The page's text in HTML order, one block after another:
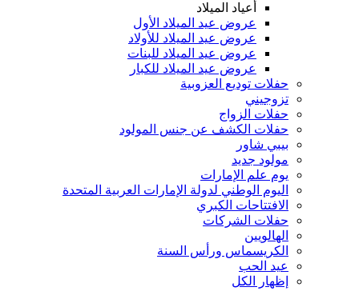
أعياد الميلاد
عروض عيد الميلاد الأول
عروض عيد الميلاد للأولاد
عروض عيد الميلاد للبنات
عروض عيد الميلاد للكبار
حفلات توديع العزوبية
تزوجيني
حفلات الزواج
حفلات الكشف عن جنس المولود
بيبي شاور
مولود جديد
يوم علم الإمارات
اليوم الوطني لدولة الإمارات العربية المتحدة
الافتتاحات الكبري
حفلات الشركات
الهالويين
الكريسماس ورأس السنة
عيد الحب
إظهار الكل